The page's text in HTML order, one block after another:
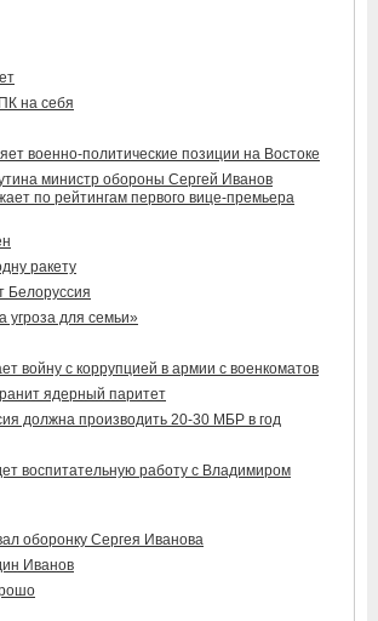
на себя
военно-политические позиции на Востоке
министр обороны Сергей Иванов
по рейтингам первого вице-премьера
ракету
Белоруссия
угроза для семьи»
войну с коррупцией в армии с военкоматов
ядерный паритет
должна производить 20-30 МБР в год
воспитательную работу с Владимиром
оборонку Сергея Иванова
Иванов